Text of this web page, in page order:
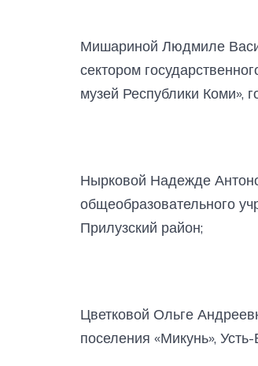
Мишариной Людмиле
сектором
музей Республики Коми»,
Нырковой Надежде
общеобразовательного
Прилузский район;
Цветковой Ольге
поселения «Микунь»,